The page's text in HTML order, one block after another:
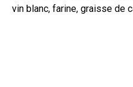
vin blanc, farine, graisse de